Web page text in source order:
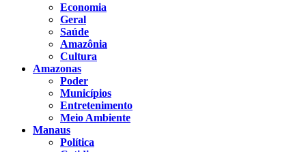
Economia
Geral
Saúde
Amazônia
Cultura
Amazonas
Poder
Municípios
Entretenimento
Meio Ambiente
Manaus
Política